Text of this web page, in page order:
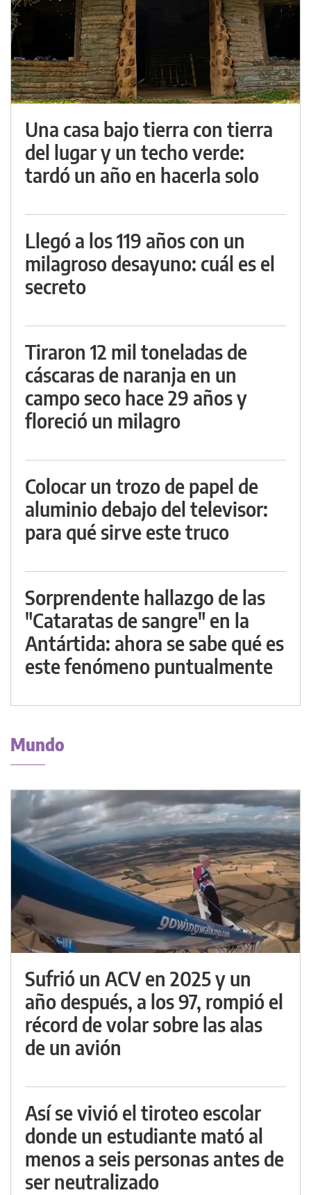
Una casa bajo tierra con tierra
del lugar y un techo verde:
tardó un año en hacerla solo
Llegó a los 119 años con un
milagroso desayuno: cuál es el
secreto
Tiraron 12 mil toneladas de
cáscaras de naranja en un
campo seco hace 29 años y
floreció un milagro
Colocar un trozo de papel de
aluminio debajo del televisor:
para qué sirve este truco
Sorprendente hallazgo de las
"Cataratas de sangre" en la
Antártida: ahora se sabe qué es
este fenómeno puntualmente
Mundo
Sufrió un ACV en 2025 y un
año después, a los 97, rompió el
récord de volar sobre las alas
de un avión
Así se vivió el tiroteo escolar
donde un estudiante mató al
menos a seis personas antes de
ser neutralizado